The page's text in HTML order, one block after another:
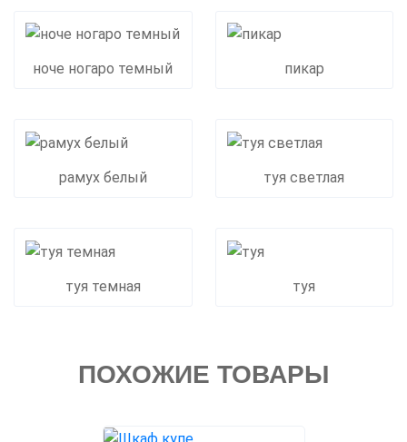
ноче ногаро темный пикар
рамух белый туя светлая
туя темная туя
ПОХОЖИЕ ТОВАРЫ